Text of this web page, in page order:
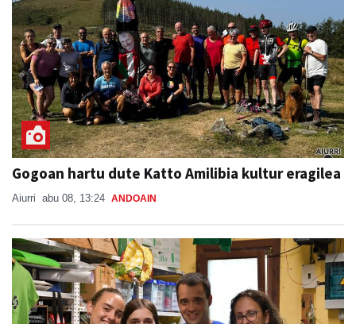
Gogoan hartu dute Katto Amilibia kultur eragilea
Aiurri abu 08, 13:24 ANDOAIN